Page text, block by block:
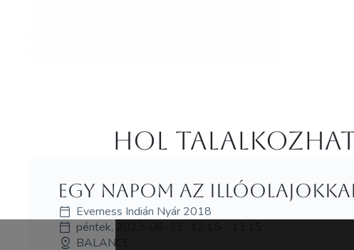
Hol
Egy napom az
Everness Indián Nyár 2018
péntek, 2023-06-23., 12:15 - 13:15
BALANCE